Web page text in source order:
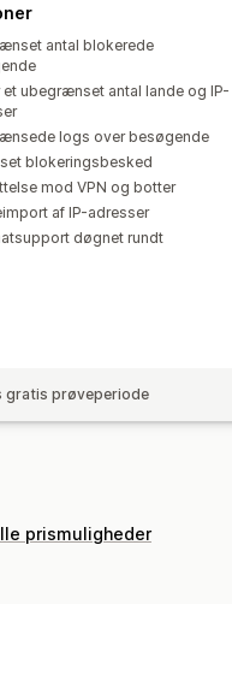
antal blokerede
et ubegrænset antal lande og IP-
logs over besøgende
blokeringsbesked
mod VPN og botter
af IP-adresser
døgnet rundt
gratis prøveperiode
prismuligheder